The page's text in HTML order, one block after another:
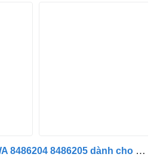
Bán trục LEWA/ PRAWA 8486204 8486205 dành cho ô tô BMW X6 G06 ,X5 G05,X7 G07